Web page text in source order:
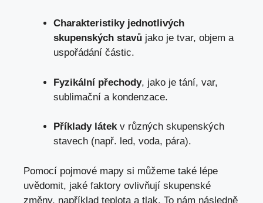
Charakteristiky jednotlivých
skupenských stavů jako je tvar, objem a
uspořádání částic.
Fyzikální přechody, jako je tání, var,
sublimační a kondenzace.
Příklady látekv různých skupenských
stavech (např. led, voda, pára).
Pomocí pojmové mapy si můžeme také lépe
uvědomit, jaké faktory ovlivňují skupenské
změny, například teplota a tlak. To nám následně